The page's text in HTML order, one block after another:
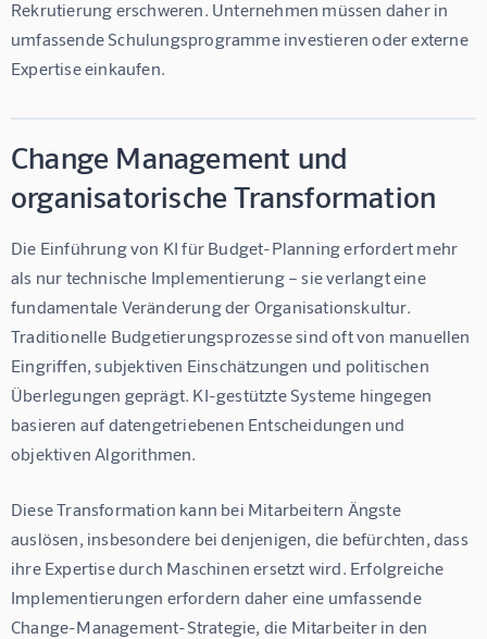
Rekrutierung erschweren. Unternehmen müssen daher in
umfassende Schulungsprogramme investieren oder externe
Expertise einkaufen.
Change Management und
organisatorische Transformation
Die Einführung von KI für Budget-Planning erfordert mehr
als nur technische Implementierung – sie verlangt eine
fundamentale Veränderung der Organisationskultur.
Traditionelle Budgetierungsprozesse sind oft von manuellen
Eingriffen, subjektiven Einschätzungen und politischen
Überlegungen geprägt. KI-gestützte Systeme hingegen
basieren auf datengetriebenen Entscheidungen und
objektiven Algorithmen.
Diese Transformation kann bei Mitarbeitern Ängste
auslösen, insbesondere bei denjenigen, die befürchten, dass
ihre Expertise durch Maschinen ersetzt wird. Erfolgreiche
Implementierungen erfordern daher eine umfassende
Change-Management-Strategie, die Mitarbeiter in den